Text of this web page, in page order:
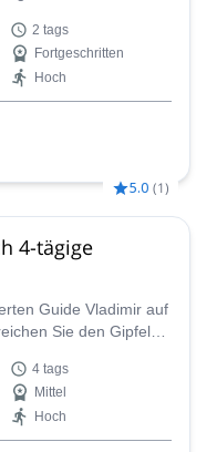
2 tags
Fortgeschritten
Hoch
5.0 (1)
4-tägige
Guide Vladimir auf
Sie den Gipfel
seiner riesigen
Der Mönch und
luftige Grate
4 tags
Mittel
Hoch